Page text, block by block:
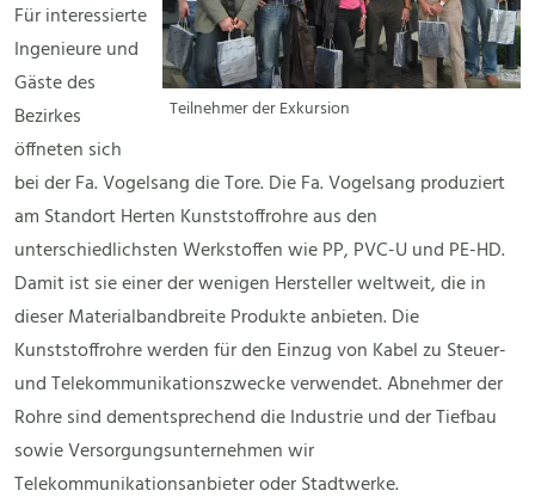
Teilnehmer der Exkursion
Für interessierte
Ingenieure und
Gäste des
Bezirkes
öffneten sich
bei der Fa. Vogelsang die Tore. Die Fa. Vogelsang produziert
am Standort Herten Kunststoffrohre aus den
unterschiedlichsten Werkstoffen wie PP, PVC-U und PE-HD.
Damit ist sie einer der wenigen Hersteller weltweit, die in
dieser Materialbandbreite Produkte anbieten. Die
Kunststoffrohre werden für den Einzug von Kabel zu Steuer-
und Telekommunikationszwecke verwendet. Abnehmer der
Rohre sind dementsprechend die Industrie und der Tiefbau
sowie Versorgungsunternehmen wir
Telekommunikationsanbieter oder Stadtwerke.